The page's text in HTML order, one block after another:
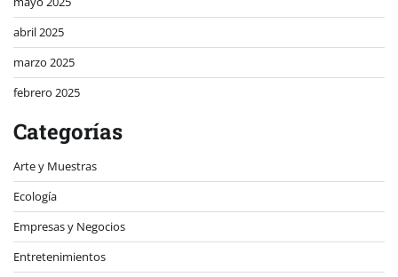
abril 2025
marzo 2025
febrero 2025
Categorías
Arte y Muestras
Ecología
Empresas y Negocios
Entretenimientos